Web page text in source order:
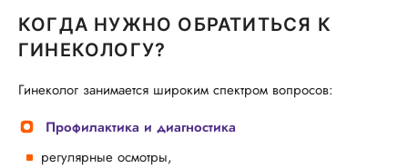
КОГДА НУЖНО ОБРАТИТЬСЯ К
ГИНЕКОЛОГУ?
Гинеколог занимается широким спектром вопросов:
Профилактика и диагностика
регулярные осмотры,